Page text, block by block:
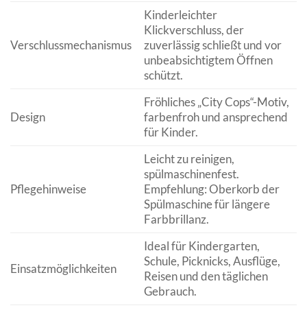
Verschlussmechanismus
Kinderleichter
Klickverschluss, der
zuverlässig schließt und vor
unbeabsichtigtem Öffnen
schützt.
Design
Fröhliches „City Cops“-Motiv,
farbenfroh und ansprechend
für Kinder.
Pflegehinweise
Leicht zu reinigen,
spülmaschinenfest.
Empfehlung: Oberkorb der
Spülmaschine für längere
Farbbrillanz.
Einsatzmöglichkeiten
Ideal für Kindergarten,
Schule, Picknicks, Ausflüge,
Reisen und den täglichen
Gebrauch.